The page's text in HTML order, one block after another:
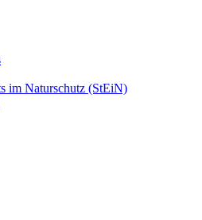
im Naturschutz (StEiN)